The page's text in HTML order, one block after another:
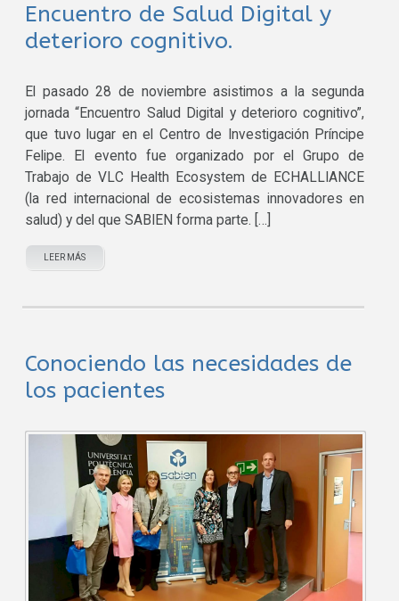
Encuentro de Salud Digital y
deterioro cognitivo.
El pasado 28 de noviembre asistimos a la segunda
jornada “Encuentro Salud Digital y deterioro cognitivo”,
que tuvo lugar en el Centro de Investigación Príncipe
Felipe. El evento fue organizado por el Grupo de
Trabajo de VLC Health Ecosystem de ECHALLIANCE
(la red internacional de ecosistemas innovadores en
salud) y del que SABIEN forma parte. […]
LEER MÁS
Conociendo las necesidades de
los pacientes